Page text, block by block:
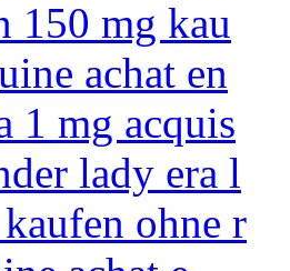
150 mg kau
achat en
1 mg acquis
lady era l
ohne r